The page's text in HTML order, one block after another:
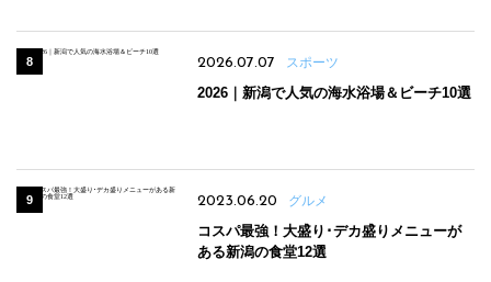
2026.07.07 スポーツ
2026｜新潟で人気の海水浴場＆ビーチ10選
2023.06.20 グルメ
コスパ最強！大盛り･デカ盛りメニューが
ある新潟の食堂12選